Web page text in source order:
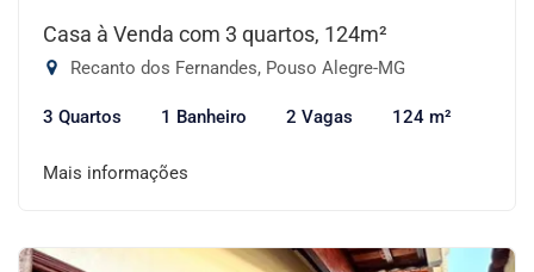
Casa à Venda com 3 quartos, 124m²
Recanto dos Fernandes, Pouso Alegre-MG
3 Quartos 1 Banheiro 2 Vagas 124 m²
Mais informações